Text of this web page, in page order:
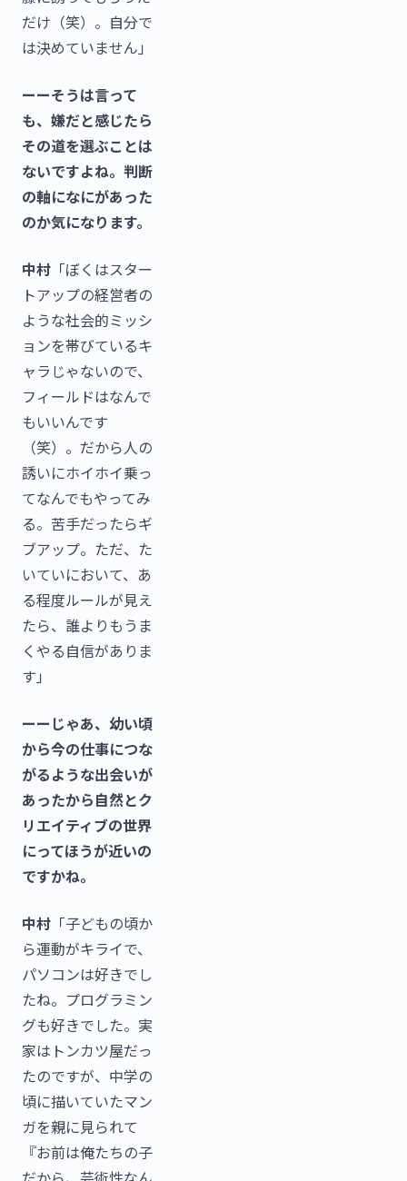
だけ（笑）。自分で
は決めていません」
ーーそうは言って
も、嫌だと感じたら
その道を選ぶことは
ないですよね。判断
の軸になにがあった
のか気になります。
中村 「ぼくはスター
トアップの経営者の
ような社会的ミッシ
ョンを帯びているキ
ャラじゃないので、
フィールドはなんで
もいいんです
（笑）。だから人の
誘いにホイホイ乗っ
てなんでもやってみ
る。苦手だったらギ
ブアップ。ただ、た
いていにおいて、あ
る程度ルールが見え
たら、誰よりもうま
くやる自信がありま
す」
ーーじゃあ、幼い頃
から今の仕事につな
がるような出会いが
あったから自然とク
リエイティブの世界
にってほうが近いの
ですかね。
中村 「子どもの頃か
ら運動がキライで、
パソコンは好きでし
たね。プログラミン
グも好きでした。実
家はトンカツ屋だっ
たのですが、中学の
頃に描いていたマン
ガを親に見られて
『お前は俺たちの子